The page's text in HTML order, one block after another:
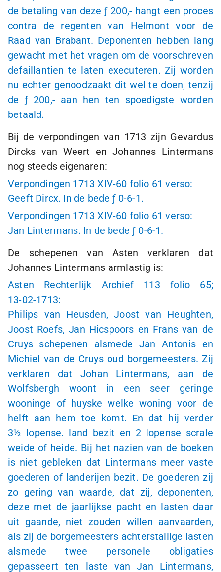
de betaling van dezeƒ 200,- hangt een proces
contra de regenten van Helmont voor de
Raad van Brabant. Deponenten hebben lang
gewacht met het vragen om de voorschreven
defaillantien te laten executeren. Zij worden
nu echter genoodzaakt dit wel te doen, tenzij
de ƒ 200,- aan hen ten spoedigste worden
betaald.
Bij de verpondingen van 1713 zijn Gevardus
Dircks van Weert en Johannes Lintermans
nog steeds eigenaren:
Verpondingen 1713 XIV-60 folio 61 verso:
Geeft Dircx. In de bede ƒ 0-6-1.
Verpondingen 1713 XIV-60 folio 61 verso:
Jan Lintermans. In de bedeƒ 0-6-1.
De schepenen van Asten verklaren dat
Johannes Lintermans armlastig is:
Asten Rechterlijk Archief 113 folio 65;
13-02-1713:
Philips van Heusden, Joost van Heughten,
Joost Roefs, Jan Hicspoors en Frans van de
Cruys schepenen alsmede Jan Antonis en
Michiel van de Cruys oud borgemeesters. Zij
verklaren dat Johan Lintermans, aan de
Wolfsbergh woont in een seer geringe
wooninge of huyske welke woning voor de
helft aan hem toe komt. En dat hij verder
3½ lopense. land bezit en 2 lopense scrale
weide of heide. Bij het nazien van de boeken
is niet gebleken dat Lintermans meer vaste
goederen of landerijen bezit. De goederen zij
zo gering van waarde, dat zij, deponenten,
deze met de jaarlijkse pacht en lasten daar
uit gaande, niet zouden willen aanvaarden,
als zij de borgemeesters achterstallige lasten
alsmede twee personele obligaties
gepasseert ten laste van Jan Lintermans,